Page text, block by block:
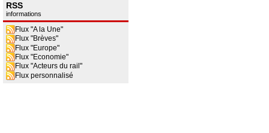
RSS
informations
Flux "A la Une"
Flux "Brèves"
Flux "Europe"
Flux "Economie"
Flux "Acteurs du rail"
Flux personnalisé